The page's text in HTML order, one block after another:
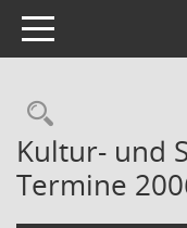
Toggle navigation
Kultur- und
Termine